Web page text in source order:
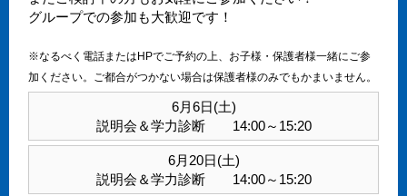
グループでの参加も大歓迎です！
※なるべく電話またはHPでご予約の上、お子様・保護者様一緒にご参
加ください。ご都合がつかない場合は保護者様のみでもかまいません。
6月6日(土)
説明会＆学力診断 14:00～15:20
6月20日(土)
説明会＆学力診断 14:00～15:20